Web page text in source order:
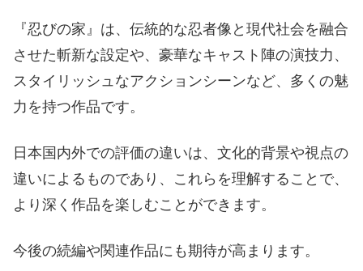
『忍びの家』は、伝統的な忍者像と現代社会を融合
させた斬新な設定や、豪華なキャスト陣の演技力、
スタイリッシュなアクションシーンなど、多くの魅
力を持つ作品です。
日本国内外での評価の違いは、文化的背景や視点の
違いによるものであり、これらを理解することで、
より深く作品を楽しむことができます。
今後の続編や関連作品にも期待が高まります。